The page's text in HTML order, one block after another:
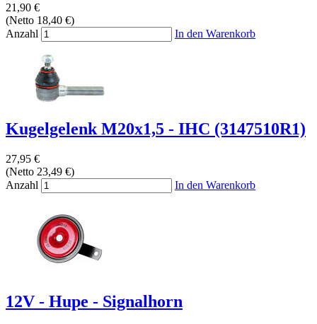
21,90 €
(Netto 18,40 €)
Anzahl
In den Warenkorb
Kugelgelenk M20x1,5 - IHC (3147510R1)
27,95 €
(Netto 23,49 €)
Anzahl
In den Warenkorb
12V - Hupe - Signalhorn